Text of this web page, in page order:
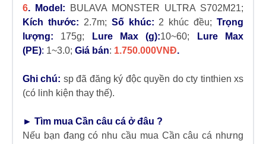
6. Model:
BULAVA MONSTER ULTRA S702M21;
Kích thước: 2.7m; Số khúc: 2 khúc đều; Trọng
lượng: 175g; Lure Max (g):10~60;
Lure Max
(PE): 1~3.0; Giá bán: 1.750.000VNĐ.
Ghi chú: sp đã đăng ký độc quyền do cty tinthien xs
(có linh kiện thay thế).
► Tìm mua Cần câu cá ở đâu ?
Nếu bạn đang có nhu cầu mua Cần câu cá nhưng